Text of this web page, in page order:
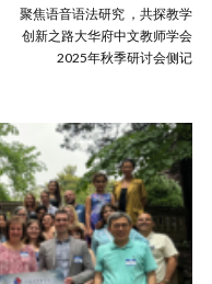
聚焦语音语法研究 ，共探教学
创新之路大华府中文教师学会
2025年秋季研讨会侧记